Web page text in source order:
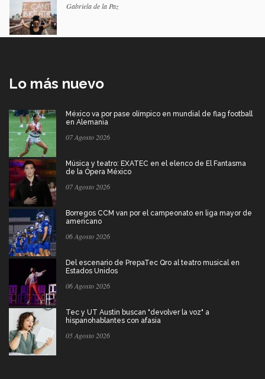
Gabriela de la Paz
Lo más nuevo
México va por pase olímpico en mundial de flag football
en Alemania
07 Agosto 2026
Música y teatro: EXATEC en el elenco de El Fantasma
de la Ópera México
07 Agosto 2026
Borregos CCM van por el campeonato en liga mayor de
americano
06 Agosto 2026
Del escenario de PrepaTec Qro al teatro musical en
Estados Unidos
06 Agosto 2026
Tec y UT Austin buscan "devolver la voz" a
hispanohablantes con afasia
05 Agosto 2026